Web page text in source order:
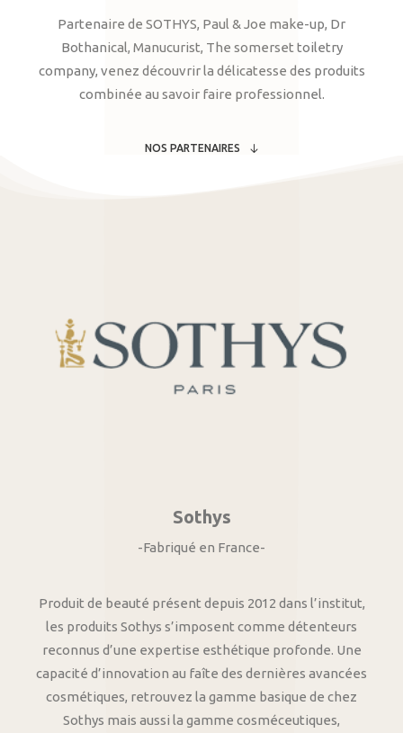
Partenaire de SOTHYS, Paul & Joe make-up, Dr
Bothanical, Manucurist, The somerset toiletry
company, venez découvrir la délicatesse des produits
combinée au savoir faire professionnel.
NOS PARTENAIRES
Sothys
-Fabriqué en France-
Produit de beauté présent depuis 2012 dans l’institut,
les produits Sothys s’imposent comme détenteurs
reconnus d’une expertise esthétique profonde. Une
capacité d’innovation au faîte des dernières avancées
cosmétiques, retrouvez la gamme basique de chez
Sothys mais aussi la gamme cosméceutiques,